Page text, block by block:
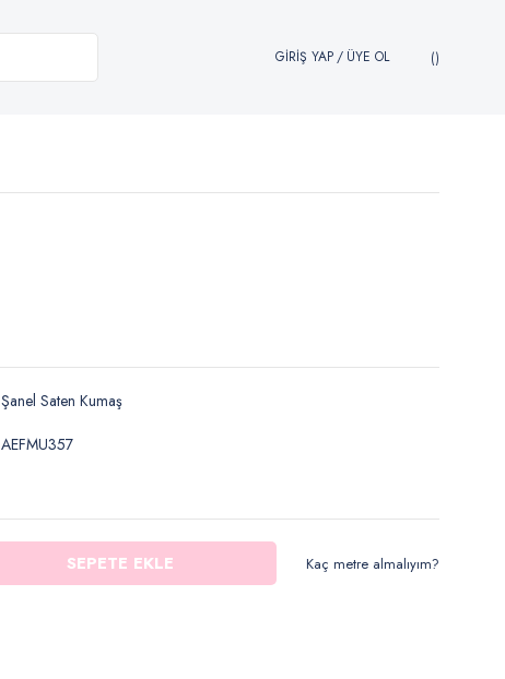
GİRİŞ YAP/ ÜYE OL
Şanel Saten Kumaş
AEFMU357
SEPETE EKLE Kaç metre almalıyım?